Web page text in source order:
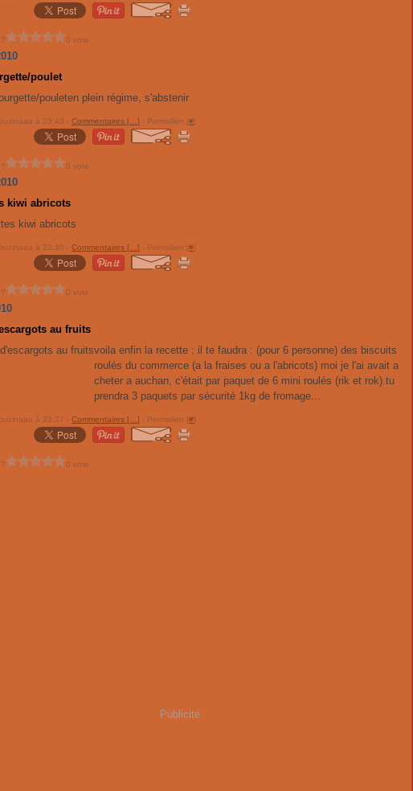
0 vote
poulet
en plein régime, s'abstenir
à 23:43 -Commentaires [ …] - Permalien [#]
0 vote
kiwi abricots
à 23:40 -Commentaires [ …] - Permalien [#]
0 vote
au fruits
voila enfin la recette : il te faudra : (pour 6 personne) des biscuits
roulés du commerce (a la fraises ou a l'abricots) moi je l'ai avait a
cheter a auchan, c'était par paquet de 6 mini roulés (rik et rok).tu
prendra 3 paquets par sécurité 1kg de fromage...
à 23:27 -Commentaires [ …] - Permalien [#]
0 vote
Publicité